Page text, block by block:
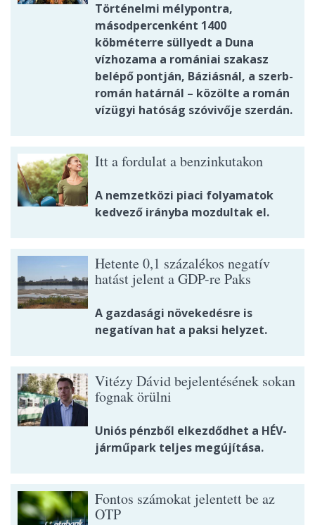
Történelmi mélypontra,
másodpercenként 1400
köbméterre süllyedt a Duna
vízhozama a romániai szakasz
belépő pontján, Báziásnál, a szerb-
román határnál – közölte a román
vízügyi hatóság szóvivője szerdán.
Itt a fordulat a benzinkutakon
A nemzetközi piaci folyamatok
kedvező irányba mozdultak el.
Hetente 0,1 százalékos negatív
hatást jelent a GDP-re Paks
A gazdasági növekedésre is
negatívan hat a paksi helyzet.
Vitézy Dávid bejelentésének sokan
fognak örülni
Uniós pénzből elkezdődhet a HÉV-
járműpark teljes megújítása.
Fontos számokat jelentett be az
OTP